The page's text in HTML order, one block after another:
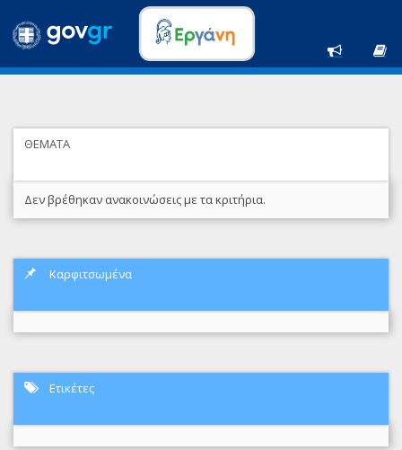
ΘΕΜΑΤΑ
Δεν βρέθηκαν ανακοινώσεις με τα κριτήρια.
Καρφιτσωμένα
Ετικέτες